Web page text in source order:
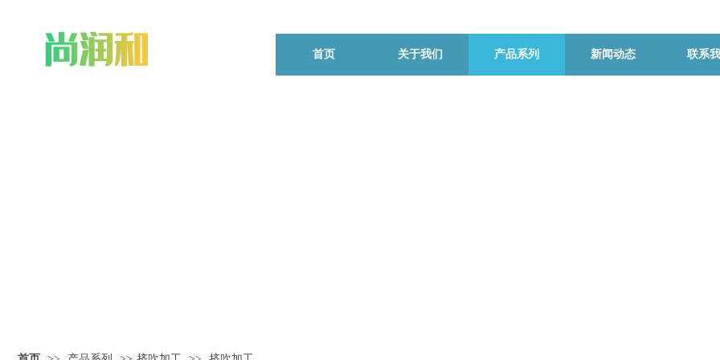
首页 关于我们 产品系列 新闻动态 联系